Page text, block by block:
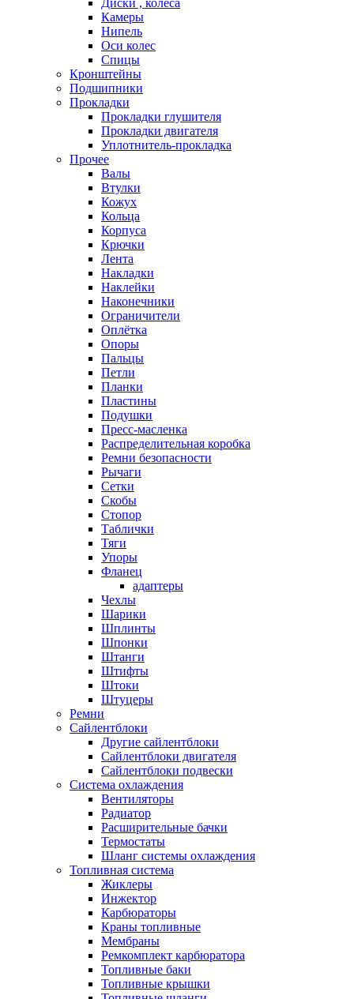
Диски , колеса
Камеры
Нипель
Оси колес
Спицы
Кронштейны
Подшипники
Прокладки
Прокладки глушителя
Прокладки двигателя
Уплотнитель-прокладка
Прочее
Валы
Втулки
Кожух
Кольца
Корпуса
Крючки
Лента
Накладки
Наклейки
Наконечники
Ограничители
Оплётка
Опоры
Пальцы
Петли
Планки
Пластины
Подушки
Пресс-масленка
Распределительная коробка
Ремни безопасности
Рычаги
Сетки
Скобы
Стопор
Таблички
Тяги
Упоры
Фланец
адаптеры
Чехлы
Шарики
Шплинты
Шпонки
Штанги
Штифты
Штоки
Штуцеры
Ремни
Сайлентблоки
Другие сайлентблоки
Сайлентблоки двигателя
Сайлентблоки подвески
Система охлаждения
Вентиляторы
Радиатор
Расширительные бачки
Термостаты
Шланг системы охлаждения
Топливная система
Жиклеры
Инжектор
Карбюраторы
Краны топливные
Мембраны
Ремкомплект карбюратора
Топливные баки
Топливные крышки